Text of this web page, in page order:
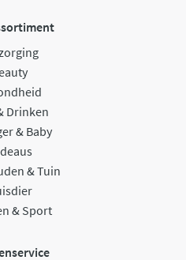
Drinken
& Baby
& Tuin
& Sport